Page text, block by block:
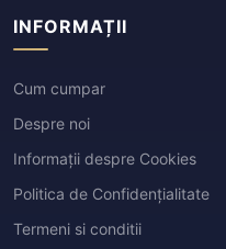
INFORMAȚII
Cum cumpar
Despre noi
Informații despre Cookies
Politica de Confidențialitate
Termeni si conditii